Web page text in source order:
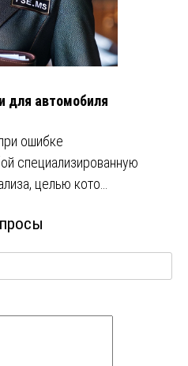
для автомобиля
ошибке
специализированную
целью кото…